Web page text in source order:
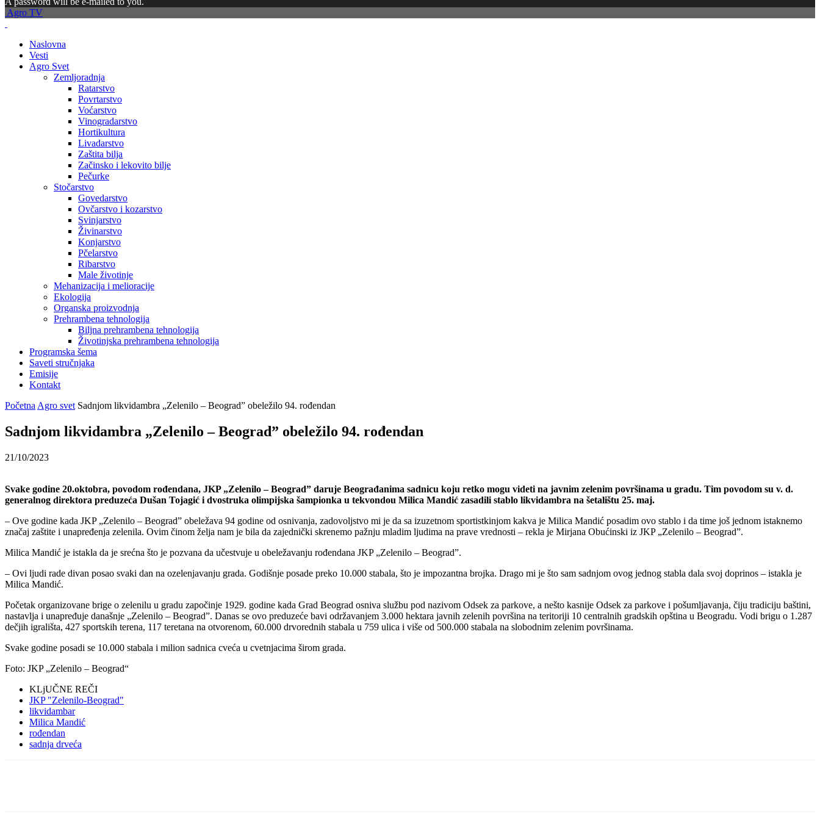
Agro TV
Naslovna
Vesti
Agro Svet
Zemljoradnja
Ratarstvo
Povrtarstvo
Voćarstvo
Vinogradarstvo
Hortikultura
Livadarstvo
Zaštita bilja
Začinsko i lekovito bilje
Pečurke
Stočarstvo
Govedarstvo
Ovčarstvo i kozarstvo
Svinjarstvo
Živinarstvo
Konjarstvo
Pčelarstvo
Ribarstvo
Male životinje
Mehanizacija i melioracije
Ekologija
Organska proizvodnja
Prehrambena tehnologija
Biljna prehrambena tehnologija
Životinjska prehrambena tehnologija
Programska šema
Saveti stručnjaka
Emisije
Kontakt
Početna Agro svet Sadnjom likvidambra „Zelenilo – Beograd” obeležilo 94. rođendan
Sadnjom likvidambra „Zelenilo – Beograd” obeležilo 94. rođendan
21/10/2023
Svake godine 20.oktobra, povodom rođendana, JKP „Zelenilo – Beograd” daruje Beograđanima sadnicu koju retko mogu videti na javnim zelenim površinama u gradu. Tim povodom su v. d.
generalnog direktora preduzeća Dušan Tojagić i dvostruka olimpijska šampionka u tekvondou Milica Mandić zasadili stablo likvidambra na šetalištu 25. maj.
– Ove godine kada JKP „Zelenilo – Beograd” obeležava 94 godine od osnivanja, zadovoljstvo mi je da sa izuzetnom sportistkinjom kakva je Milica Mandić posadim ovo stablo i da time još jednom istaknemo
značaj zaštite i unapređenja zelenila. Ovim činom želja nam je bila da zajednički skrenemo pažnju mladim ljudima na prave vrednosti – rekla je Mirjana Obućinski iz JKP „Zelenilo – Beograd”.
Milica Mandić je istakla da je srećna što je pozvana da učestvuje u obeležavanju rođendana JKP „Zelenilo – Beograd”.
– Ovi ljudi rade divan posao svaki dan na ozelenjavanju grada. Godišnje posade preko 10.000 stabala, što je impozantna brojka. Drago mi je što sam sadnjom ovog jednog stabla dala svoj doprinos – istakla je
Milica Mandić.
Početak organizovane brige o zelenilu u gradu započinje 1929. godine kada Grad Beograd osniva službu pod nazivom Odsek za parkove, a nešto kasnije Odsek za parkove i pošumljavanja, čiju tradiciju baštini,
nastavlja i unapređuje današnje „Zelenilo – Beograd”. Danas se ovo preduzeće bavi održavanjem 3.000 hektara javnih zelenih površina na teritoriji 10 centralnih gradskih opština u Beogradu. Vodi brigu o 1.287
dečjih igrališta, 427 sportskih terena, 117 teretana na otvorenom, 60.000 drvorednih stabala u 759 ulica i više od 500.000 stabala na slobodnim zelenim površinama.
Svake godine posadi se 10.000 stabala i milion sadnica cveća u cvetnjacima širom grada.
Foto: JKP „Zelenilo – Beograd“
KLjUČNE REČI
JKP "Zelenilo-Beograd"
likvidambar
Milica Mandić
rođendan
sadnja drveća